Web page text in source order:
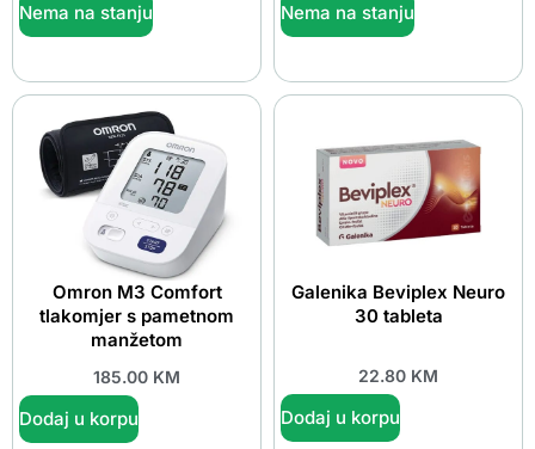
Nema na stanju Nema na stanju
Omron M3 Comfort
tlakomjer s pametnom
manžetom
185.00 KM
Dodaj u korpu
Galenika Beviplex Neuro
30 tableta
22.80 KM
Dodaj u korpu